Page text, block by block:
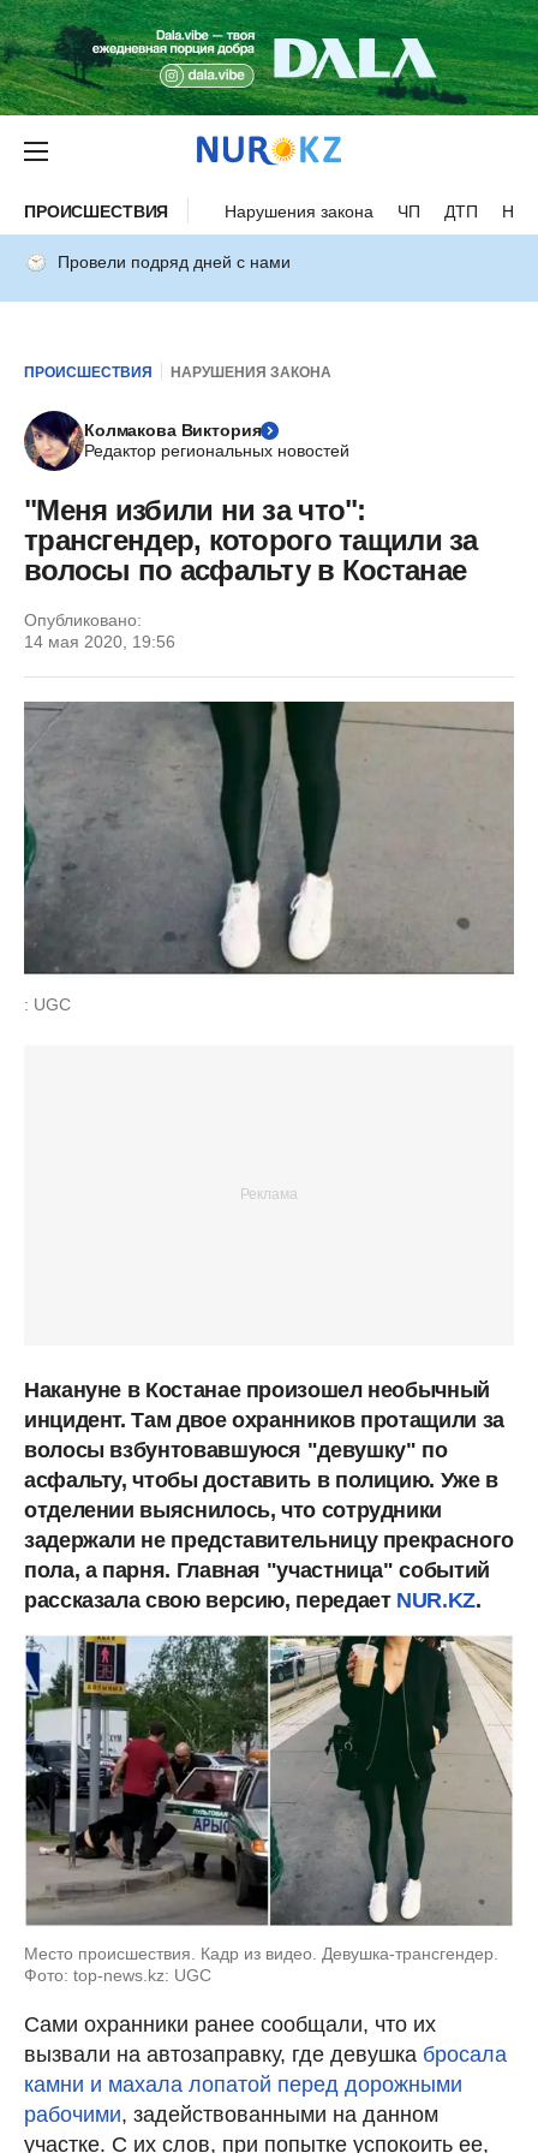
ПРОИСШЕСТВИЯ Нарушения закона ЧП ДТП
Провели подряд дней с нами
ПРОИСШЕСТВИЯ НАРУШЕНИЯ ЗАКОНА
Колмакова Виктория
Редактор региональных новостей
"Меня избили ни за что":
трансгендер, которого тащили за
волосы по асфальту в Костанае
Опубликовано:
14 мая 2020, 19:56
: UGC
Накануне в Костанае произошел необычный
инцидент. Там двое охранников протащили за
волосы взбунтовавшуюся "девушку" по
асфальту, чтобы доставить в полицию. Уже в
отделении выяснилось, что сотрудники
задержали не представительницу прекрасного
пола, а парня. Главная "участница" событий
рассказала свою версию, передает NUR.KZ.
Место происшествия. Кадр из видео. Девушка-трансгендер.
Фото: top-news.kz: UGC
Сами охранники ранее сообщали, что их
вызвали на автозаправку, где девушка бросала
камни и махала лопатой перед дорожными
рабочими, задействованными на данном
участке. С их слов, при попытке успокоить ее,